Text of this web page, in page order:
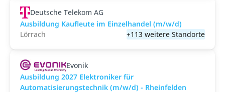
Deutsche Telekom AG
Ausbildung Kaufleute im Einzelhandel (m/w/d)
Lörrach
+113 weitere Standorte
Evonik
Ausbildung 2027 Elektroniker für
Automatisierungstechnik (m/w/d) - Rheinfelden